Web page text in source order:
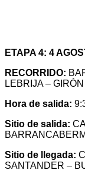
ETAPA 4: 4
RECORRIDO:
LEBRIJA –
Hora de salida:
Sitio de salida:
Sitio de llegada:
SANTANDER –